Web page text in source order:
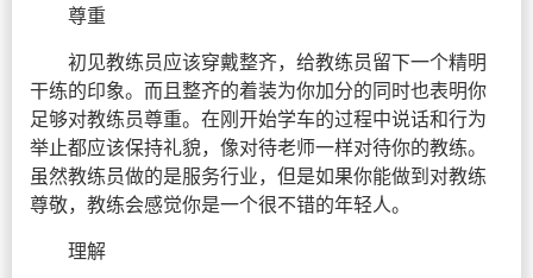
尊重
初见教练员应该穿戴整齐，给教练员留下一个精明
干练的印象。而且整齐的着装为你加分的同时也表明你
足够对教练员尊重。在刚开始学车的过程中说话和行为
举止都应该保持礼貌，像对待老师一样对待你的教练。
虽然教练员做的是服务行业，但是如果你能做到对教练
尊敬，教练会感觉你是一个很不错的年轻人。
理解